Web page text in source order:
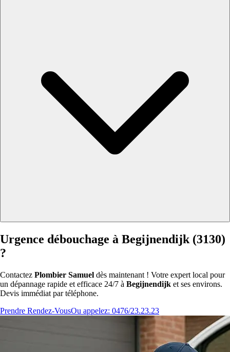
Urgence débouchage à Begijnendijk (3130)
?
Contactez Plombier Samuel dès maintenant ! Votre expert local pour
un dépannage rapide et efficace 24/7 à Begijnendijk et ses environs.
Devis immédiat par téléphone.
Prendre Rendez-VousOu appelez: 0476/23.23.23